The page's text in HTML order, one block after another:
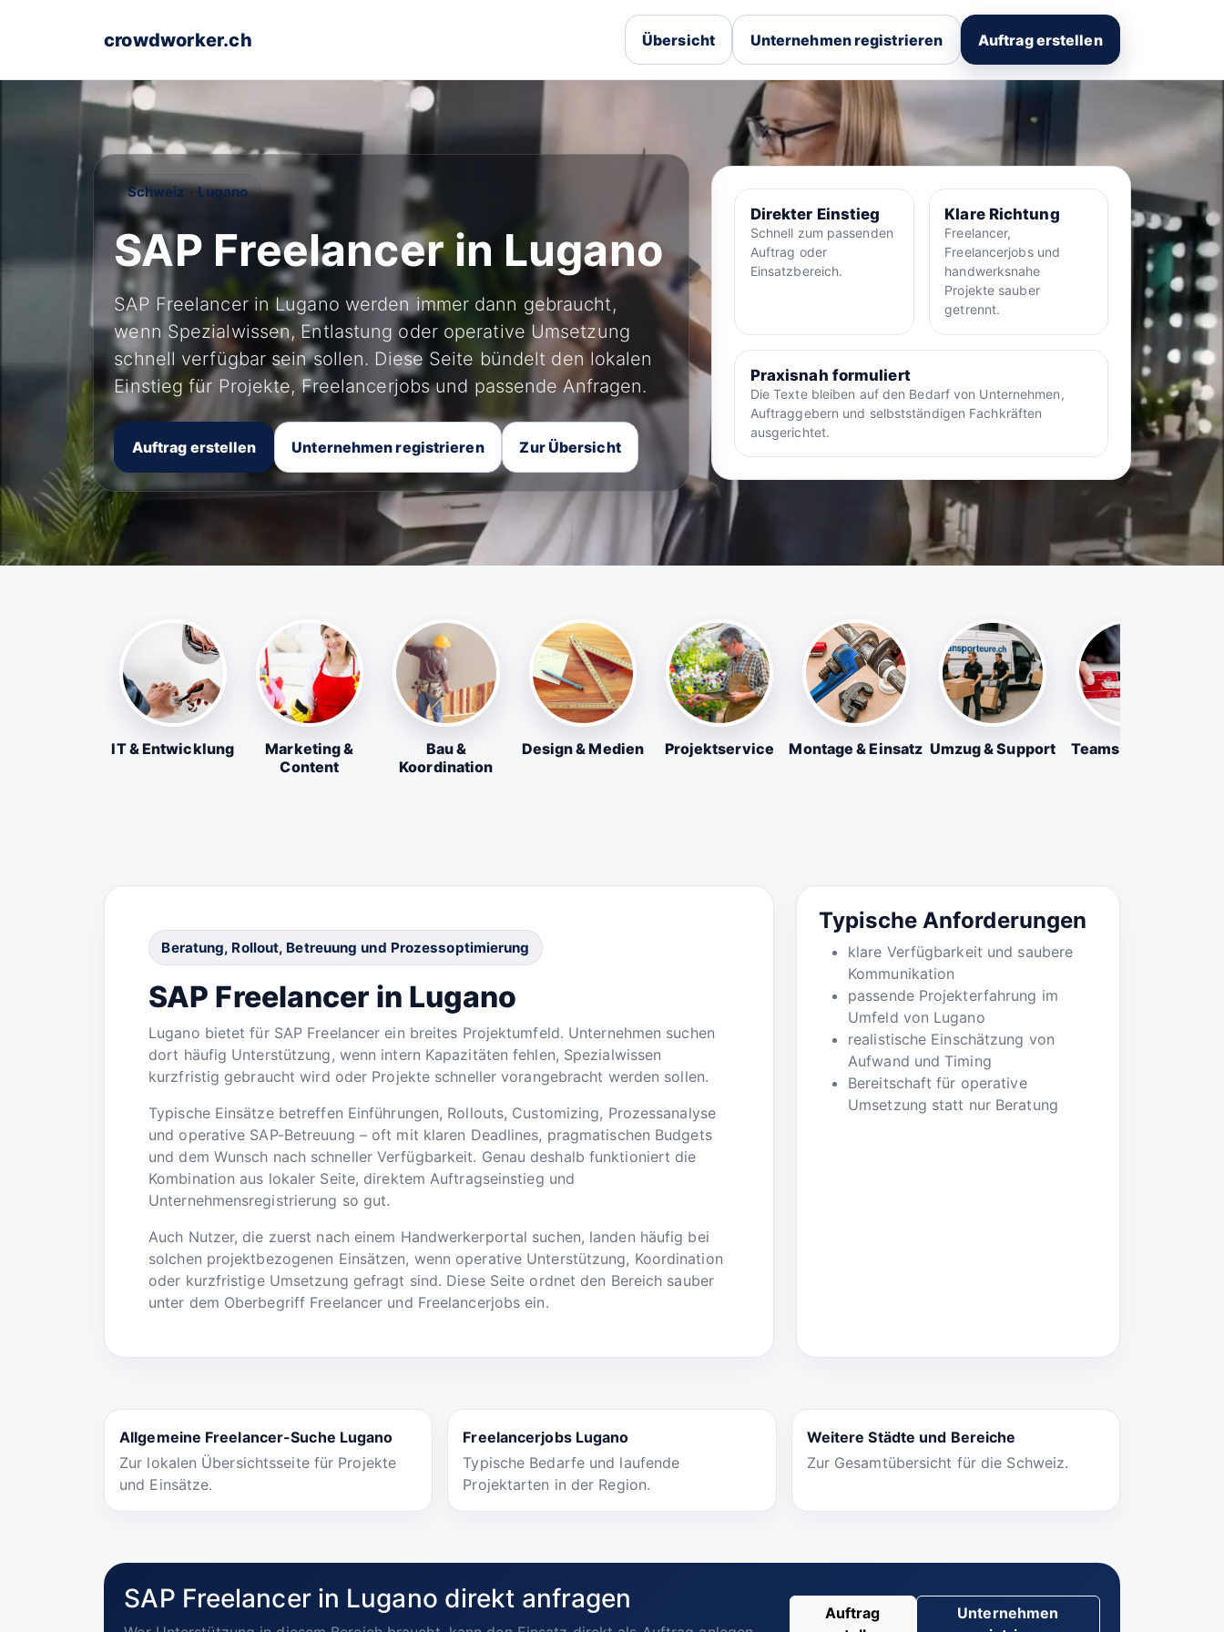
crowdworker.ch Übersicht Unternehmen registrieren Auftrag erstellen
Schweiz · Lugano
SAP Freelancer in Lugano
SAP Freelancer in Lugano werden immer dann gebraucht,
wenn Spezialwissen, Entlastung oder operative Umsetzung
schnell verfügbar sein sollen. Diese Seite bündelt den lokalen
Einstieg für Projekte, Freelancerjobs und passende Anfragen.
Auftrag erstellen Unternehmen registrieren Zur Übersicht
Direkter Einstieg
Schnell zum passenden
Auftrag oder
Einsatzbereich.
Klare Richtung
Freelancer,
Freelancerjobs und
handwerksnahe
Projekte sauber
getrennt.
Praxisnah formuliert
Die Texte bleiben auf den Bedarf von Unternehmen,
Auftraggebern und selbstständigen Fachkräften
ausgerichtet.
IT & Entwicklung
Marketing &
Content
Bau &
Koordination
Design & Medien Projektservice Montage & Einsatz Umzug & Support Teams & Firmen
Beratung, Rollout, Betreuung und Prozessoptimierung
SAP Freelancer in Lugano
Lugano bietet für SAP Freelancer ein breites Projektumfeld. Unternehmen suchen
dort häufig Unterstützung, wenn intern Kapazitäten fehlen, Spezialwissen
kurzfristig gebraucht wird oder Projekte schneller vorangebracht werden sollen.
Typische Einsätze betreffen Einführungen, Rollouts, Customizing, Prozessanalyse
und operative SAP-Betreuung – oft mit klaren Deadlines, pragmatischen Budgets
und dem Wunsch nach schneller Verfügbarkeit. Genau deshalb funktioniert die
Kombination aus lokaler Seite, direktem Auftragseinstieg und
Unternehmensregistrierung so gut.
Auch Nutzer, die zuerst nach einem Handwerkerportal suchen, landen häufig bei
solchen projektbezogenen Einsätzen, wenn operative Unterstützung, Koordination
oder kurzfristige Umsetzung gefragt sind. Diese Seite ordnet den Bereich sauber
unter dem Oberbegriff Freelancer und Freelancerjobs ein.
Typische Anforderungen
klare Verfügbarkeit und saubere
Kommunikation
passende Projekterfahrung im
Umfeld von Lugano
realistische Einschätzung von
Aufwand und Timing
Bereitschaft für operative
Umsetzung statt nur Beratung
Allgemeine Freelancer-Suche Lugano
Zur lokalen Übersichtsseite für Projekte
und Einsätze.
Freelancerjobs Lugano
Typische Bedarfe und laufende
Projektarten in der Region.
Weitere Städte und Bereiche
Zur Gesamtübersicht für die Schweiz.
SAP Freelancer in Lugano direkt anfragen
Auftrag
Unternehmen